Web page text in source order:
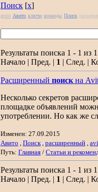
Поиск [x]
avito Авито ключи команды Поиск
Результаты поиска 1 - 1 из 1
Начало | Пред. | 1 | След. |
Расширенный поиск на
Несколько секретов
площадке объявлений
употреблении. Но как же
Изменен: 27.09.2015
Авито
Поиск расширенный
Путь: Главная / Статьи и
Результаты поиска 1 - 1 из 1
Начало | Пред. | 1 | След. |